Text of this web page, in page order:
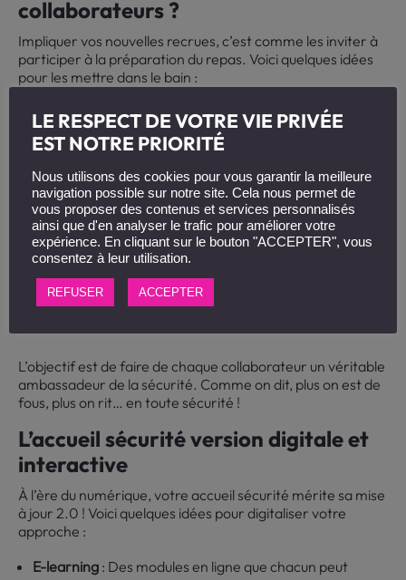
collaborateurs ?
Impliquer vos nouvelles recrues, c’est comme les inviter à
participer à la préparation du repas. Voici quelques idées
pour les mettre dans le bain :
Organisez des mises en situation : Rien de tel que de
mettre la main à la pâte pour apprendre !
chacun se sent libre de lever la main. Les questions,
c’est le sel de l’apprentissage !
Proposez des défis: Un petit concours du “meilleur
geste de sécurité”, ça motive les troupes !
Valorisez les bonnes pratiques
un “trophée de la sécurité” pour récompenser les plus
L’objectif est de faire de chaque collaborateur un véritable
ambassadeur de la sécurité. Comme on dit, plus on est de
fous, plus on rit… en toute sécurité !
L’accueil sécurité version digitale et
interactive
À l’ère du numérique, votre accueil sécurité mérite sa mise
à jour 2.0 ! Voici quelques idées pour digitaliser votre
approche :
E-learning : Des modules en ligne que chacun peut
LE RESPECT DE VOTRE VIE PRIVÉE
EST NOTRE PRIORITÉ
Nous utilisons des cookies pour vous garantir la meilleure
navigation possible sur notre site. Cela nous permet de
vous proposer des contenus et services personnalisés
ainsi que d'en analyser le trafic pour améliorer votre
expérience. En cliquant sur le bouton "ACCEPTER", vous
consentez à leur utilisation.
REFUSER ACCEPTER